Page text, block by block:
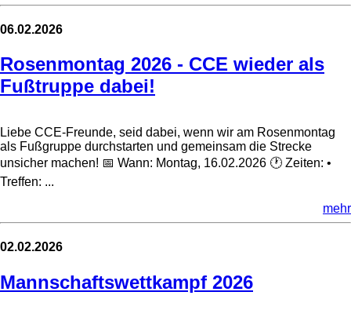
06.02.2026
Rosenmontag 2026 - CCE wieder als
Fußtruppe dabei!
Liebe CCE-Freunde, seid dabei, wenn wir am Rosenmontag
als Fußgruppe durchstarten und gemeinsam die Strecke
unsicher machen! 📅 Wann: Montag, 16.02.2026 🕐 Zeiten: •
Treffen: ...
mehr
02.02.2026
Mannschaftswettkampf 2026